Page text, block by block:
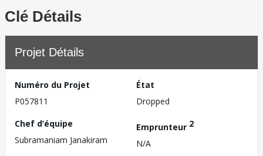
Clé Détails
Projet Détails
Numéro du Projet
P057811
État
Dropped
Chef d’équipe
Subramaniam Janakiram
Emprunteur 2
N/A